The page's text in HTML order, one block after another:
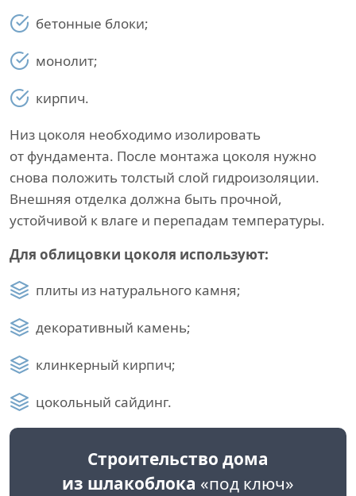
бетонные блоки;
монолит;
кирпич.
Низ цоколя необходимо изолировать
от фундамента. После монтажа цоколя нужно
снова положить толстый слой гидроизоляции.
Внешняя отделка должна быть прочной,
устойчивой к влаге и перепадам температуры.
Для облицовки цоколя используют:
плиты из натурального камня;
декоративный камень;
клинкерный кирпич;
цокольный сайдинг.
Строительство дома
из шлакоблока «под ключ»